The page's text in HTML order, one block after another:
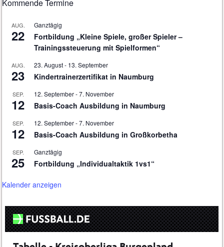
Kommende Termine
AUG.
22
Ganztägig
Fortbildung „Kleine Spiele, großer Spieler –
Trainingssteuerung mit Spielformen“
AUG.
23
23. August- 13. September
Kindertrainerzertifikat in Naumburg
SEP.
12
12. September-7. November
Basis-Coach Ausbildung in Naumburg
SEP.
12
12. September-7. November
Basis-Coach Ausbildung in Großkorbetha
SEP.
25
Ganztägig
Fortbildung „Individualtaktik 1vs1“
Kalender anzeigen